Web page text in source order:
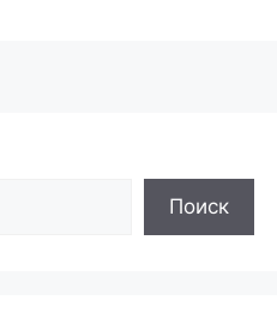
Поиск